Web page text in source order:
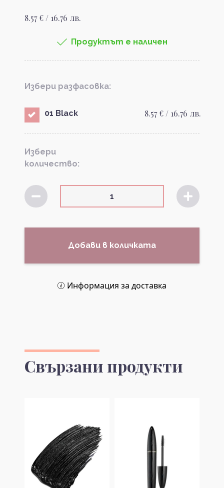
8.57 € / 16.76 лв.
Продуктът е наличен
Избери разфасовка:
01 Black 8.57 € / 16.76 лв.
Избери
количество:
Добави в количката
Информация за доставка
Свързани продукти